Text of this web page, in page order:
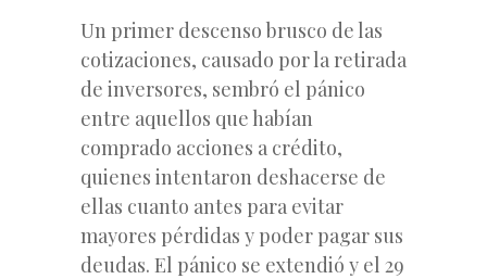
Un primer descenso brusco de las
cotizaciones, causado por la retirada
de inversores, sembró el pánico
entre aquellos que habían
comprado acciones a crédito,
quienes intentaron deshacerse de
ellas cuanto antes para evitar
mayores pérdidas y poder pagar sus
deudas. El pánico se extendió y el 29